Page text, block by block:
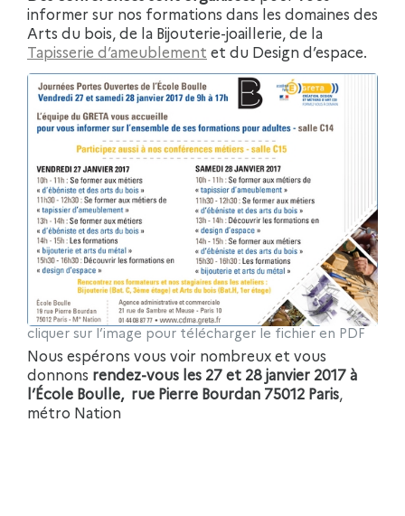
informer sur nos formations dans les domaines des
Arts du bois, de la Bijouterie-joaillerie, de la
Tapisserie d’ameublement et du Design d’espace.
cliquer sur l’image pour télécharger le fichier en PDF
Nous espérons vous voir nombreux et vous
donnons rendez-vous les 27 et 28 janvier 2017 à
l’École Boulle, rue Pierre Bourdan 75012 Paris,
métro Nation